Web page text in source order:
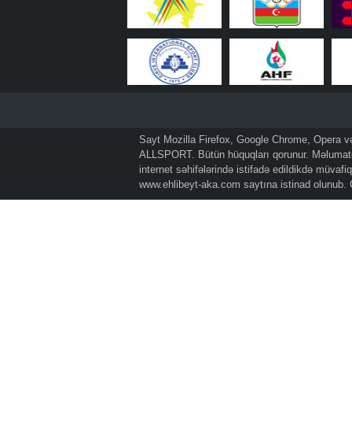
Sayt Mozilla Firefox, Google Chrome, Opera
ALLSPORT. Bütün hüquqları qorunur.
internet səhifələrində istifadə edildikdə
www.ehlibeyt-aka.com saytına istinad olunub.